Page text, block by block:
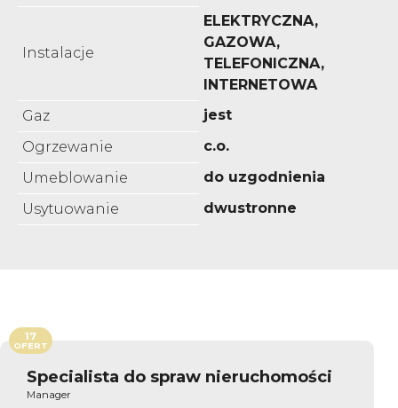
Instalacje
ELEKTRYCZNA,
GAZOWA,
TELEFONICZNA,
INTERNETOWA
Gaz
jest
Ogrzewanie
c.o.
Umeblowanie
do uzgodnienia
Usytuowanie
dwustronne
Specialista do spraw nieruchomości
Manager
17
OFERT